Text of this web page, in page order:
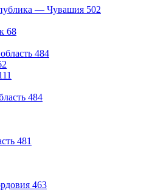
— Чувашия 502
68
484
484
481
463